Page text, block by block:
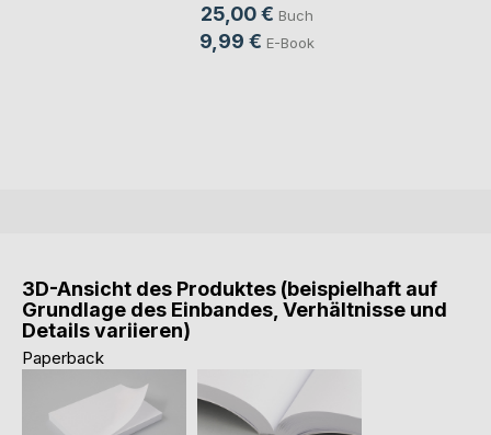
25,00 € Buch
9,99 € E-Book
3D-Ansicht des Produktes (beispielhaft auf
Grundlage des Einbandes, Verhältnisse und
Details variieren)
Paperback